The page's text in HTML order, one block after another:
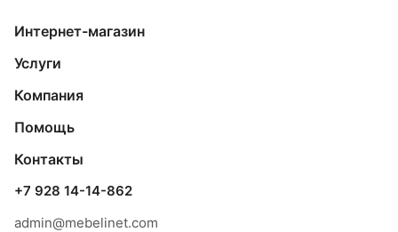
Интернет-магазин
Услуги
Компания
Помощь
Контакты
+7 928 14-14-862
admin@mebelinet.com